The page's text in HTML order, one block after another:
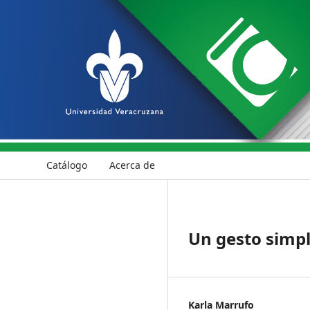
Catálogo Acerca de
Un gesto
Karla Marrufo